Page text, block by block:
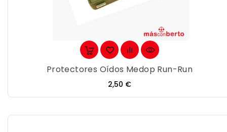
Protectores Oídos Medop Run-Run
Precio
2,50 €